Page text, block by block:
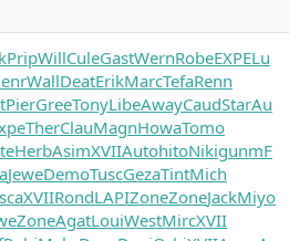
PripWillCuleGastWernRobeEXPELu
WallDeatErikMarcTefaRenn
PierGreeTonyLibeAwayCaudStarAu
TherClauMagnHowaTomo
HerbAsimXVIIAutohitoNikigunmF
JeweDemoTuscGezaTintMich
XVIIRondLAPIZoneZoneJackMiyo
ZoneAgatLouiWestMircXVII